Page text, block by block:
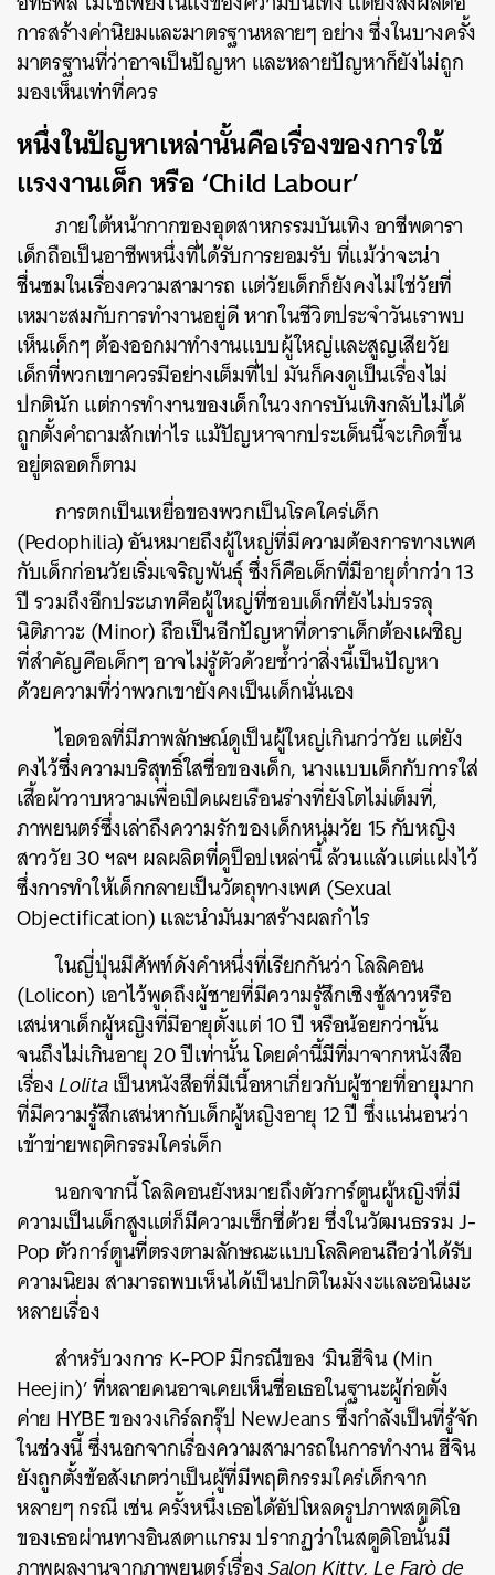
การสร้างค่านิยมและมาตรฐานหลายๆ อย่าง ซึ่งในบางครั้ง
มาตรฐานที่ว่าอาจเป็นปัญหา และหลายปัญหาก็ยังไม่ถูก
มองเห็นเท่าที่ควร
หนึ่งในปัญหาเหล่านั้นคือเรื่องของการใช้
แรงงานเด็ก หรือ ‘Child Labour’
ภายใต้หน้ากากของอุตสาหกรรมบันเทิง อาชีพดารา
เด็กถือเป็นอาชีพหนึ่งที่ได้รับการยอมรับ ที่แม้ว่าจะน่า
ชื่นชมในเรื่องความสามารถ แต่วัยเด็กก็ยังคงไม่ใช่วัยที่
เหมาะสมกับการทำงานอยู่ดี หากในชีวิตประจำวันเราพบ
เห็นเด็กๆ ต้องออกมาทำงานแบบผู้ใหญ่และสูญเสียวัย
เด็กที่พวกเขาควรมีอย่างเต็มที่ไป มันก็คงดูเป็นเรื่องไม่
ปกตินักแต่การทำงานของเด็กในวงการบันเทิงกลับไม่ได้
ถูกตั้งคำถามสักเท่าไร แม้ปัญหาจากประเด็นนี้จะเกิดขึ้น
อยู่ตลอดก็ตาม
การตกเป็นเหยื่อของพวกเป็นโรคใคร่เด็ก
(Pedophilia) อันหมายถึงผู้ใหญ่ที่มีความต้องการทางเพศ
กับเด็กก่อนวัยเริ่มเจริญพันธุ์ ซึ่งก็คือเด็กที่มีอายุต่ำกว่า 13
ปี รวมถึงอีกประเภทคือผู้ใหญ่ที่ชอบเด็กที่ยังไม่บรรลุ
นิติภาวะ (Minor) ถือเป็นอีกปัญหาที่ดาราเด็กต้องเผชิญ
ที่สำคัญคือเด็กๆ อาจไม่รู้ตัวด้วยซ้ำว่าสิ่งนี้เป็นปัญหา
ด้วยความที่ว่าพวกเขายังคงเป็นเด็กนั่นเอง
ไอดอลที่มีภาพลักษณ์ดูเป็นผู้ใหญ่เกินกว่าวัย แต่ยัง
คงไว้ซึ่งความบริสุทธิ์ใสซื่อของเด็ก, นางแบบเด็กกับการใส่
เสื้อผ้าวาบหวามเพื่อเปิดเผยเรือนร่างที่ยังโตไม่เต็มที่,
ภาพยนตร์ซึ่งเล่าถึงความรักของเด็กหนุ่มวัย 15 กับหญิง
สาววัย 30 ฯลฯ ผลผลิตที่ดูป็อปเหล่านี้ ล้วนแล้วแต่แฝงไว้
ซึ่งการทำให้เด็กกลายเป็นวัตถุทางเพศ (Sexual
Objectification) และนำมันมาสร้างผลกำไร
ในญี่ปุ่นมีศัพท์ดังคำหนึ่งที่เรียกกันว่า โลลิคอน
(Lolicon) เอาไว้พูดถึงผู้ชายที่มีความรู้สึกเชิงชู้สาวหรือ
เสน่หาเด็กผู้หญิงที่มีอายุตั้งแต่ 10 ปี หรือน้อยกว่านั้น
จนถึงไม่เกินอายุ 20 ปีเท่านั้น โดยคำนี้มีที่มาจากหนังสือ
เรื่องLolitaเป็นหนังสือที่มีเนื้อหาเกี่ยวกับผู้ชายที่อายุมาก
ที่มีความรู้สึกเสน่หากับเด็กผู้หญิงอายุ 12 ปี ซึ่งแน่นอนว่า
เข้าข่ายพฤติกรรมใคร่เด็ก
นอกจากนี้ โลลิคอนยังหมายถึงตัวการ์ตูนผู้หญิงที่มี
ความเป็นเด็กสูงแต่ก็มีความเซ็กซี่ด้วย ซึ่งในวัฒนธรรม J-
Pop ตัวการ์ตูนที่ตรงตามลักษณะแบบโลลิคอนถือว่าได้รับ
ความนิยม สามารถพบเห็นได้เป็นปกติในมังงะและอนิเมะ
หลายเรื่อง
สำหรับวงการ K-POP มีกรณีของ ‘มินฮีจิน (Min
Heejin)’ ที่หลายคนอาจเคยเห็นชื่อเธอในฐานะผู้ก่อตั้ง
ค่าย HYBE ของวงเกิร์ลกรุ๊ป NewJeans ซึ่งกำลังเป็นที่รู้จัก
ในช่วงนี้ ซึ่งนอกจากเรื่องความสามารถในการทำงาน ฮีจิน
ยังถูกตั้งข้อสังเกตว่าเป็นผู้ที่มีพฤติกรรมใคร่เด็กจาก
หลายๆ กรณี เช่น ครั้งหนึ่งเธอได้อัปโหลดรูปภาพสตูดิโอ
ของเธอผ่านทางอินสตาแกรม ปรากฏว่าในสตูดิโอนั้นมี